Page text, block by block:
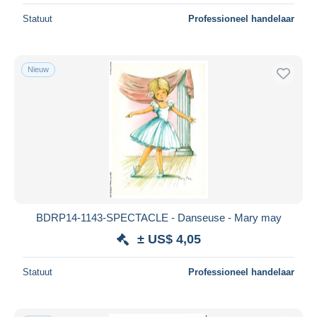
Statuut Professioneel handelaar
Nieuw
BDRP14-1143-SPECTACLE - Danseuse - Mary may
± US$ 4,05
Statuut Professioneel handelaar